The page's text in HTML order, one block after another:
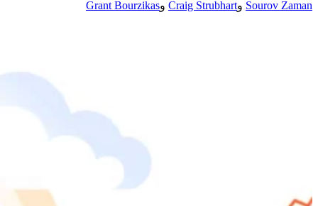
Sourov Zaman وCraig Strubhart وGrant Bourzikas